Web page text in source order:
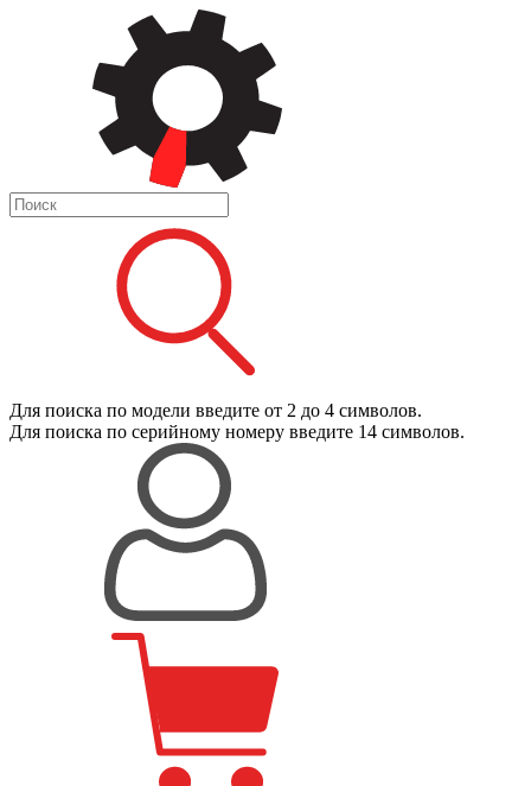
Для поиска по модели введите от 2 до 4 символов.
Для поиска по серийному номеру введите 14 символов.